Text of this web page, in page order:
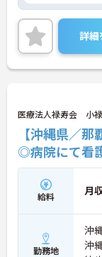
詳細
医療法人禄寿会 小
【沖縄県／
◎病院にて看
給料 月
勤務地
沖
沖